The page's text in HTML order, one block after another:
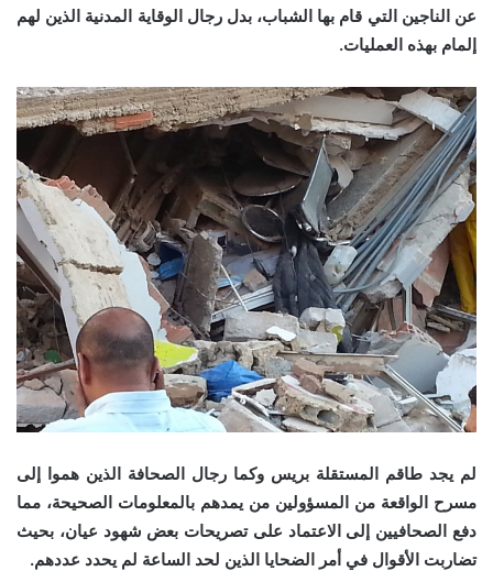
عن الناجين التي قام بها الشباب، بدل رجال الوقاية المدنية الذين لهم
إلمام بهذه العمليات.
لم يجد طاقم المستقلة بريس وكما رجال الصحافة الذين هموا إلى
مسرح الواقعة من المسؤولين من يمدهم بالمعلومات الصحيحة، مما
دفع الصحافيين إلى الاعتماد على تصريحات بعض شهود عيان، بحيث
تضاربت الأقوال في أمر الضحايا الذين لحد الساعة لم يحدد عددهم.